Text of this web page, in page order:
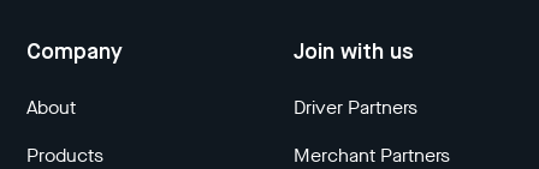
Company
About
Products
Join with us
Driver Partners
Merchant Partners